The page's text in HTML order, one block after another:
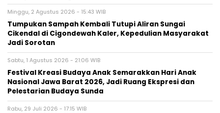
Minggu, 2 Agustus 2026 - 15:43 WIB
Tumpukan Sampah Kembali Tutupi Aliran Sungai
Cikendal di Cigondewah Kaler, Kepedulian Masyarakat
Jadi Sorotan
Sabtu, 1 Agustus 2026 - 21:06 WIB
Festival Kreasi Budaya Anak Semarakkan Hari Anak
Nasional Jawa Barat 2026, Jadi Ruang Ekspresi dan
Pelestarian Budaya Sunda
Rabu, 29 Juli 2026 - 17:15 WIB